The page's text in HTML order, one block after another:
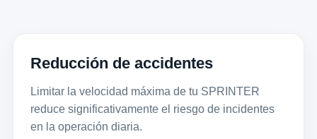
Reducción de accidentes
Limitar la velocidad máxima de tu SPRINTER
reduce significativamente el riesgo de incidentes
en la operación diaria.